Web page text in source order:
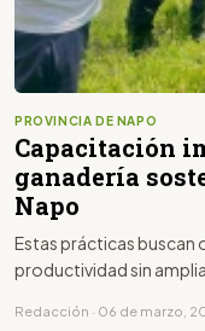
PROVINCIA DE NAPO
Capacitación
ganadería
Napo
Estas prácticas buscan
productividad sin
Redacción · 06 de marzo,